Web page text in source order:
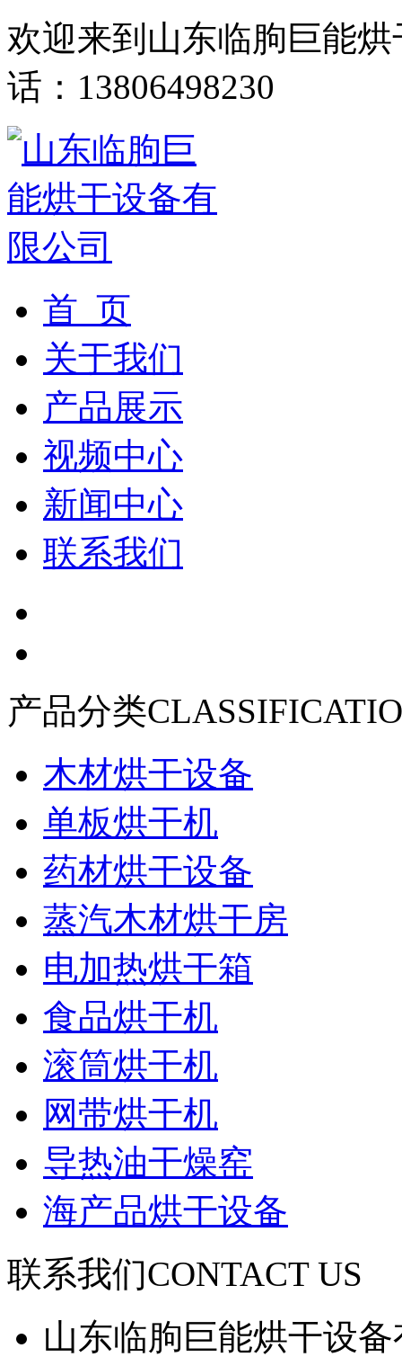
欢迎来到山东临朐巨能
话：13806498230
首 页
关于我们
产品展示
视频中心
新闻中心
联系我们
产品分类
木材烘干设备
单板烘干机
药材烘干设备
蒸汽木材烘干房
电加热烘干箱
食品烘干机
滚筒烘干机
网带烘干机
导热油干燥窑
海产品烘干设备
联系我们CONTACT US
山东临朐巨能烘干设